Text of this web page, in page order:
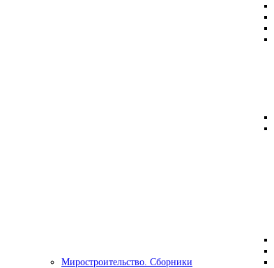
Миростроительство. Сборники